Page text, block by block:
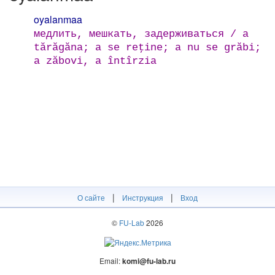
oyalanmaa
медлить, мешкать, задерживаться / a
tărăgăna; a se reţine; a nu se grăbi;
a zăbovi, a întîrzia
О сайте | Инструкция | Вход
© FU-Lab2026
Email:komi@fu-lab.ru